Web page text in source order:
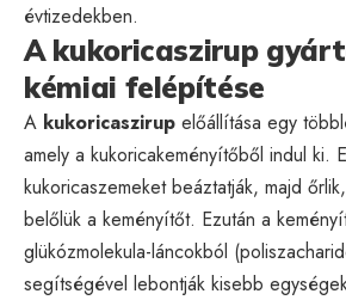
évtizedekben.
A kukoricaszirup
kémiai felépítése
A kukoricaszirup előállítása egy
amely a kukoricakeményítőből indul ki.
kukoricaszemeket beáztatják, majd
belőlük a keményítőt. Ezután a
glükózmolekula-láncokból
segítségével lebontják kisebb